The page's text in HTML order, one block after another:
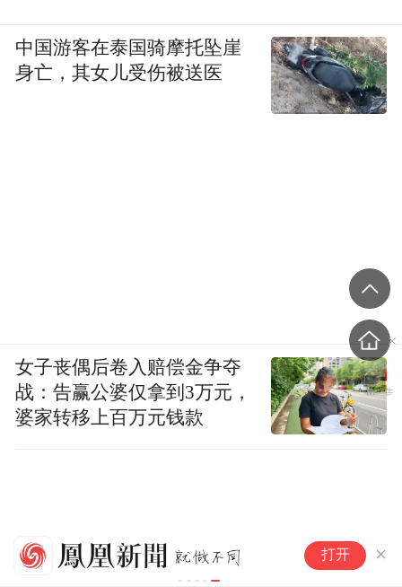
301234，尾盘20%封板，A股三
大板块，涨停潮
打开
中国游客在泰国骑摩托坠崖
身亡，其女儿受伤被送医
女子丧偶后卷入赔偿金争夺
战：告赢公婆仅拿到3万元，
婆家转移上百万元钱款